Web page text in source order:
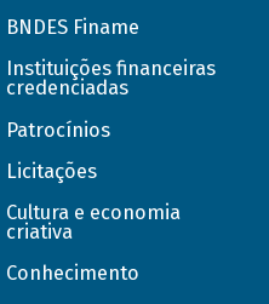
BNDES Finame
Instituições financeiras
credenciadas
Patrocínios
Licitações
Cultura e economia
criativa
Conhecimento